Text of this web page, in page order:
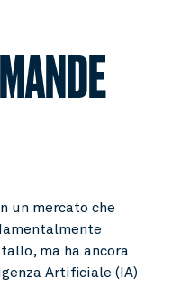
un mercato che
ma ha ancora
Artificiale (IA)